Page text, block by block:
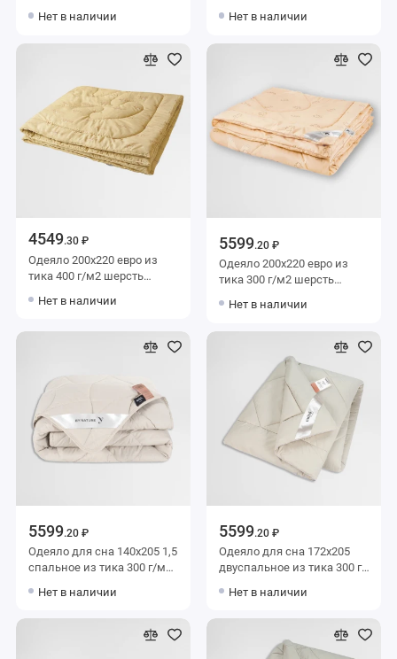
силиконизированное
Нет в наличии Нет в наличии
4549.30 ₽
Одеяло 200х220 евро из
тика 400 г/м2 шерсть
Нет в наличии
5599.20 ₽
Одеяло 200х220 евро из
тика 300 г/м2 шерсть
Нет в наличии
5599.20 ₽
Одеяло для сна 140х205 1,5
спальное из тика 300 г/м2
силиконизированное
волокно MOYЁ HOME
Нет в наличии
5599.20 ₽
Одеяло для сна 172х205
двуспальное из тика 300 г/
силиконизированное
волокно MOYЁ HOME
Нет в наличии